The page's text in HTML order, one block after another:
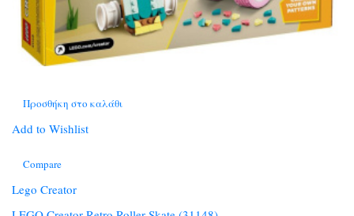
Προσθήκη στο καλάθι
Add to Wishlist
Compare
Lego Creator